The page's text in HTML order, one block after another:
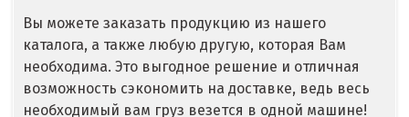
Тобольск
Тольятти
Вы можете заказать продукцию из нашего
каталога, а также любую другую, которая Вам
необходима. Это выгодное решение и отличная
возможность сэкономить на доставке, ведь весь
необходимый вам груз везется в одной машине!